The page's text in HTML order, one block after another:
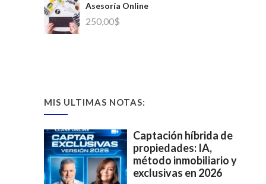
Asesoría Online
250,00$
MIS ULTIMAS NOTAS:
Captación híbrida de
propiedades: IA,
método inmobiliario y
exclusivas en 2026